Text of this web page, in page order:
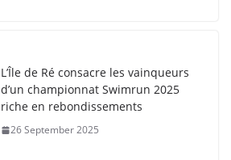
L’Île de Ré consacre les vainqueurs
d’un championnat Swimrun 2025
riche en rebondissements
26 September 2025